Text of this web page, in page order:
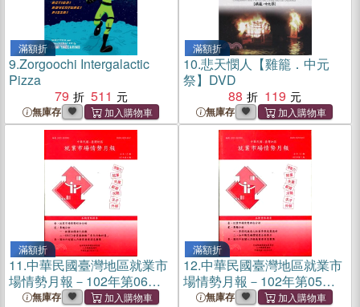
滿額折
9.Zorgoochi Intergalactic
Pizza
79
511
無庫存
滿額折
10.悲天憫人【雞籠．中元
祭】DVD
88
119
無庫存
滿額折
11.中華民國臺灣地區就業市
場情勢月報－102年第06期
(102/07)
無庫存
滿額折
12.中華民國臺灣地區就業市
場情勢月報－102年第05期
(102/06)
無庫存